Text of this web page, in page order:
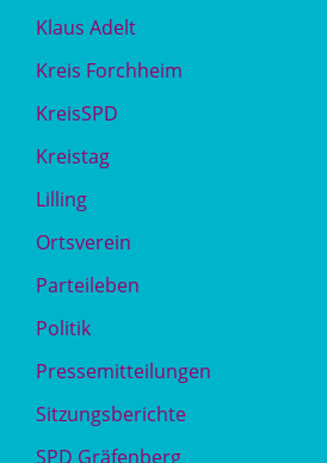
Klaus Adelt
Kreis Forchheim
KreisSPD
Kreistag
Lilling
Ortsverein
Parteileben
Politik
Pressemitteilungen
Sitzungsberichte
SPD Gräfenberg